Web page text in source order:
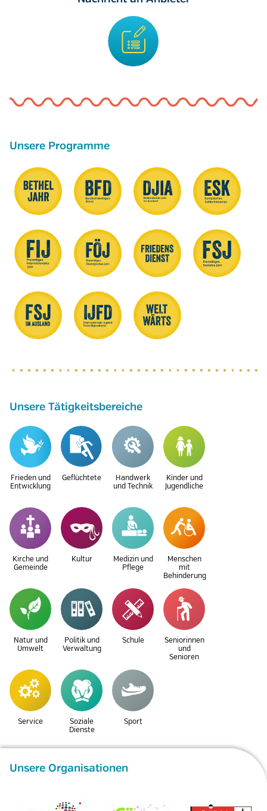
Unsere Programme
Unsere Tätigkeitsbereiche
Frieden und
Entwicklung
Geflüchtete
Handwerk
und Technik
Kinder und
Jugendliche
Kirche und
Gemeinde
Kultur
Medizin und
Pflege
Menschen
mit
Behinderung
Natur und
Umwelt
Politik und
Verwaltung
Schule
Seniorinnen
und
Senioren
Service
Soziale
Dienste
Sport
Unsere Organisationen